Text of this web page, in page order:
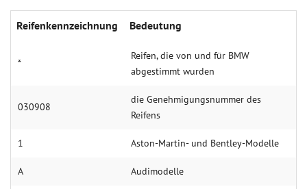
Rei­fen­kenn­zeich­nung Be­deu­tung
*
Reifen, die von und für BMW
abgestimmt wurden
030908
die Genehmigungsnummer des
Reifens
1 Aston-Martin- und Bentley-Modelle
A Audimodelle